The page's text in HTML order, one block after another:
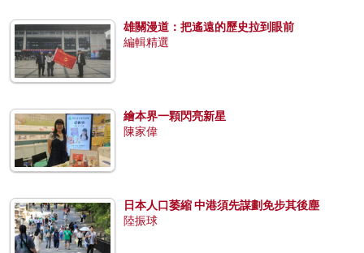
雄關漫道：把遙遠的歷史拉到眼前
編輯精選
繪本界一顆閃亮新星
陳家偉
日本人口萎縮 中港須先謀劃免步其後塵
陸振球